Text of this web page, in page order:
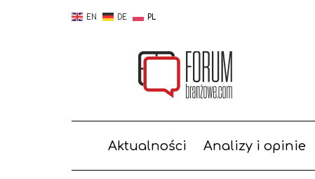
EN DE PL
Aktualności Analizy i opinie